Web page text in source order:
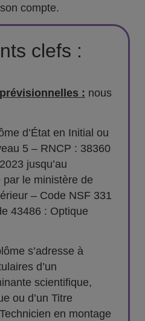
compte.
clefs :
: nous
d’État en Initial ou
5 – RNCP : 38360
jusqu’au
le ministère de
– Code NSF 331
43486 : Optique
s’adresse à
d’un
scientifique,
ou d’un Titre
en montage